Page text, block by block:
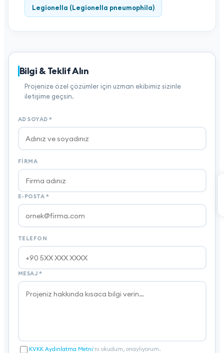
Legionella (Legionella pneumophila)
Bilgi & Teklif Alın
Projenize özel çözümler için uzman ekibimiz sizinle
iletişime geçsin.
AD SOYAD *
FIRMA
E-POSTA *
TELEFON
MESAJ *
KVKK Aydınlatma Metni'ni okudum, onaylıyorum.